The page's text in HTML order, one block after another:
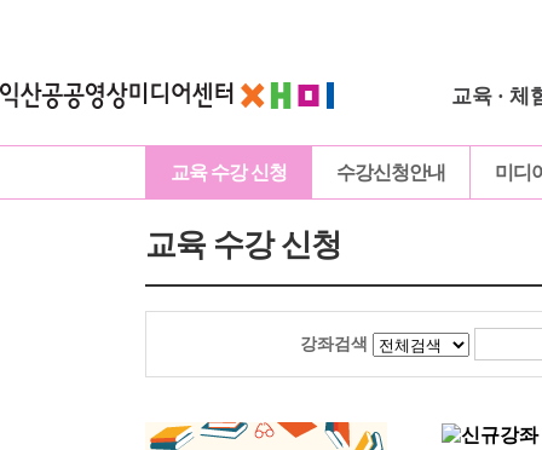
교육 · 체
교육 수강 신청 수강신청안내 미디
교육 수강 신청
강좌검색